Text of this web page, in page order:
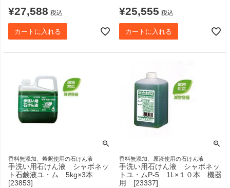
¥27,588 税込
カートに入れる
¥25,555 税込
カートに入れる
香料無添加、希釈使用の石けん液
手洗い用石けん液 シャボネッ
ト石鹸液ユ・ム 5kg×3本
[23853]
香料無添加、原液使用の石けん液
手洗い用石けん液 シャボネッ
トユ・ムP-5 1L×１０本 機器
用 [23337]